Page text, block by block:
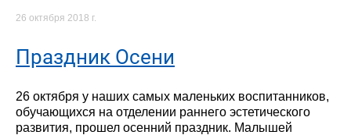
26 октября 2018 г.
Праздник Осени
26 октября у наших самых маленьких воспитанников,
обучающихся на отделении раннего эстетического
развития, прошел осенний праздник. Малышей